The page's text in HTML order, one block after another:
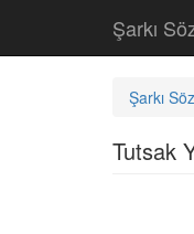
Şarkı
Şarkı
Tutsak